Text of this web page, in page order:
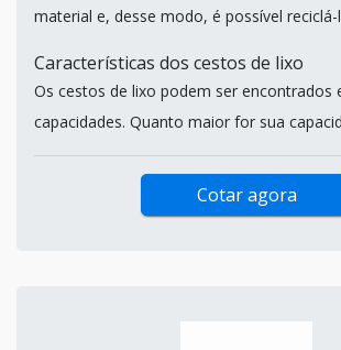
material e, desse modo, é possível reciclá-
Características dos cestos de lixo
Os cestos de lixo podem ser encontrados
capacidades. Quanto maior for sua
Cotar agora